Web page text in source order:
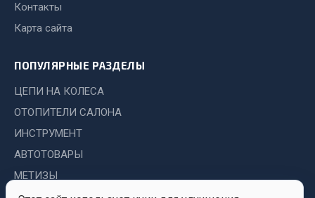
Выключатель массы
Изолента
Весь раздел
Контакты
Карта сайта
ПОПУЛЯРНЫЕ РАЗДЕЛЫ
ЦЕПИ НА КОЛЕСА
ОТОПИТЕЛИ САЛОНА
ИНСТРУМЕНТ
АВТОТОВАРЫ
МЕТИЗЫ